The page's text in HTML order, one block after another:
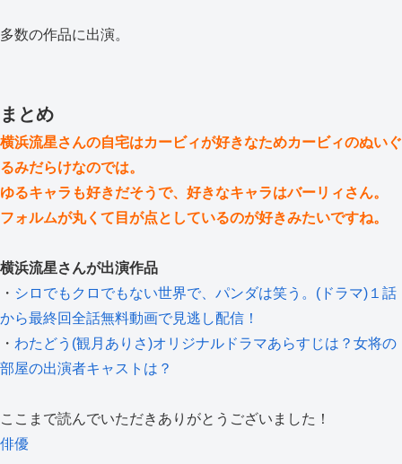
多数の作品に出演。
まとめ
横浜流星さんの自宅はカービィが好きなためカービィのぬいぐ
るみだらけなのでは。
ゆるキャラも好きだそうで、好きなキャラはバーリィさん。
フォルムが丸くて目が点としているのが好きみたいですね。
横浜流星さんが出演作品
・ シロでもクロでもない世界で、パンダは笑う。(ドラマ)１話
から最終回全話無料動画で見逃し配信！
・ わたどう(観月ありさ)オリジナルドラマあらすじは？女将の
部屋の出演者キャストは？
ここまで読んでいただきありがとうございました！
俳優